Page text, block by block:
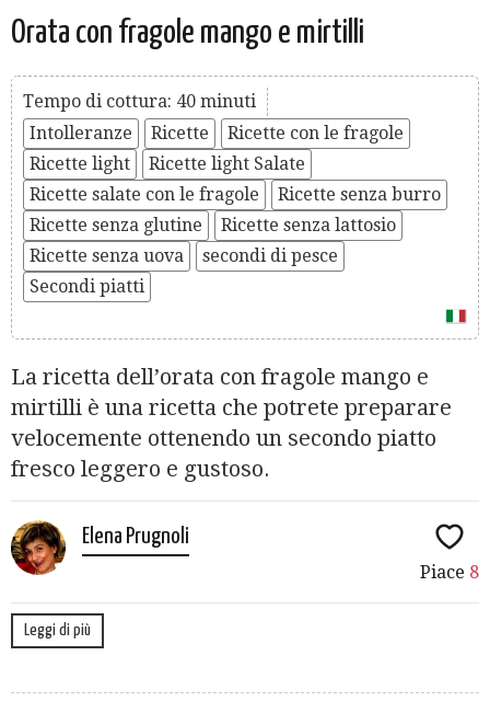
Orata con fragole mango e mirtilli
Tempo di cottura: 40 minuti
Intolleranze
Ricette
Ricette con le fragole
Ricette light
Ricette light Salate
Ricette salate con le fragole
Ricette senza burro
Ricette senza glutine
Ricette senza lattosio
Ricette senza uova
secondi di pesce
Secondi piatti
La ricetta dell’orata con fragole mango e
mirtilli è una ricetta che potrete preparare
velocemente ottenendo un secondo piatto
fresco leggero e gustoso.
Elena Prugnoli
Piace 8
Leggi di più